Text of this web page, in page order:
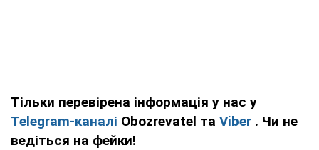
Тільки перевірена інформація у нас у
Telegram-каналі Obozrevatel та Viber . Чи не
ведіться на фейки!